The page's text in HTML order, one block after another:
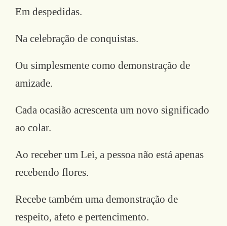
Em despedidas.
Na celebração de conquistas.
Ou simplesmente como demonstração de
amizade.
Cada ocasião acrescenta um novo significado
ao colar.
Ao receber um Lei, a pessoa não está apenas
recebendo flores.
Recebe também uma demonstração de
respeito, afeto e pertencimento.